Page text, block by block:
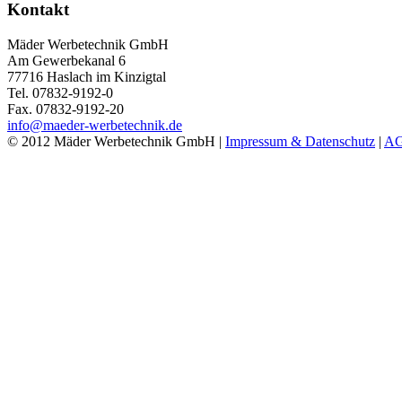
Kontakt
Mäder Werbetechnik GmbH
Am Gewerbekanal 6
77716 Haslach im Kinzigtal
Tel. 07832-9192-0
Fax. 07832-9192-20
info@maeder-werbetechnik.de
© 2012 Mäder Werbetechnik GmbH | Impressum & Datenschutz |